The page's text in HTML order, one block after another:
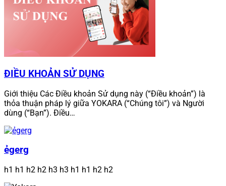
ĐIỀU KHOẢN SỬ DỤNG
Giới thiệu Các Điều khoản Sử dụng này (“Điều khoản”) là
thỏa thuận pháp lý giữa YOKARA (“Chúng tôi”) và Người
dùng (“Bạn”). Điều…
ẻgerg
h1 h1 h2 h2 h3 h3 h1 h1 h2 h2